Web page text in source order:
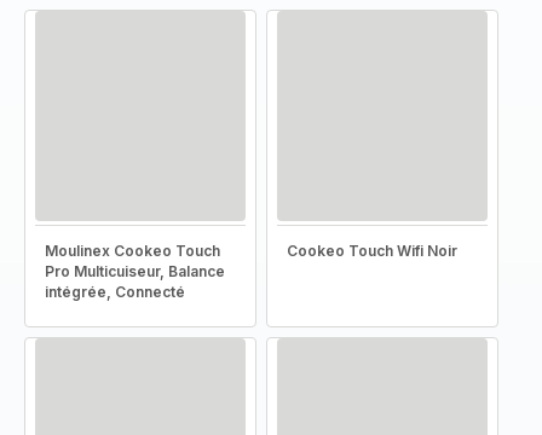
Moulinex Cookeo Touch
Pro Multicuiseur, Balance
intégrée, Connecté
Cookeo Touch Wifi Noir